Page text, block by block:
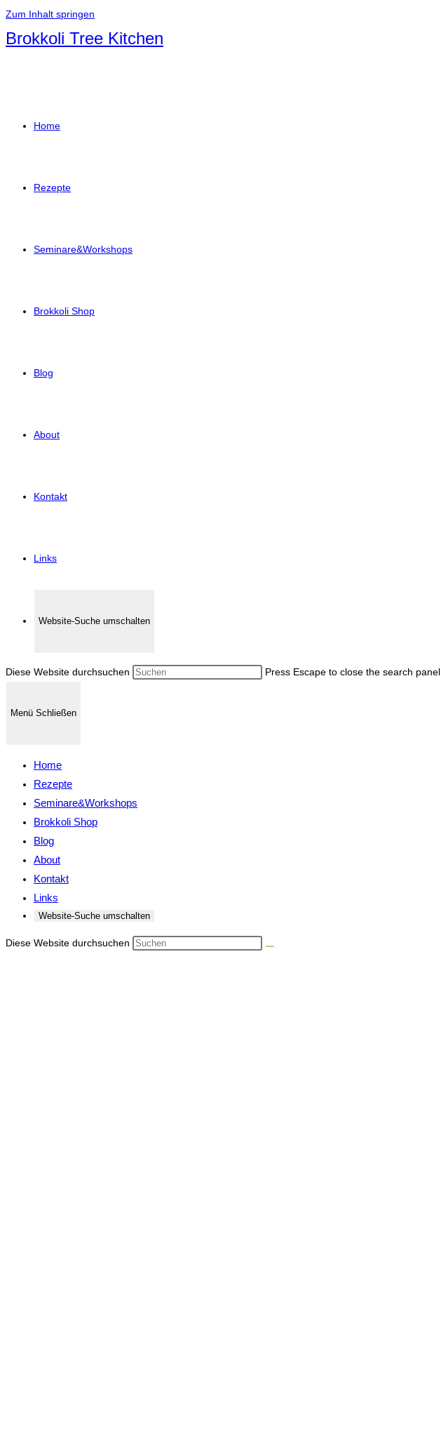
Zum Inhalt springen
Brokkoli Tree Kitchen
Home
Rezepte
Seminare&Workshops
Brokkoli Shop
Blog
About
Kontakt
Links
Website-Suche umschalten
Diese Website durchsuchen Press Escape to close the search panel.
Menü Schließen
Home
Rezepte
Seminare&Workshops
Brokkoli Shop
Blog
About
Kontakt
Links
Website-Suche umschalten
Diese Website durchsuchen